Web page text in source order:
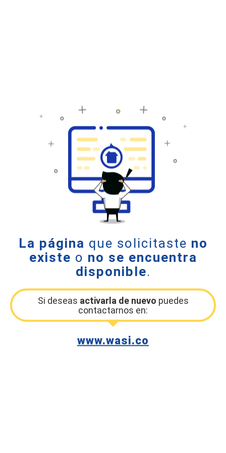
La página que solicitaste no
existe o no se encuentra
disponible.
Si deseas activarla de nuevo puedes
contactarnos en:
www.wasi.co